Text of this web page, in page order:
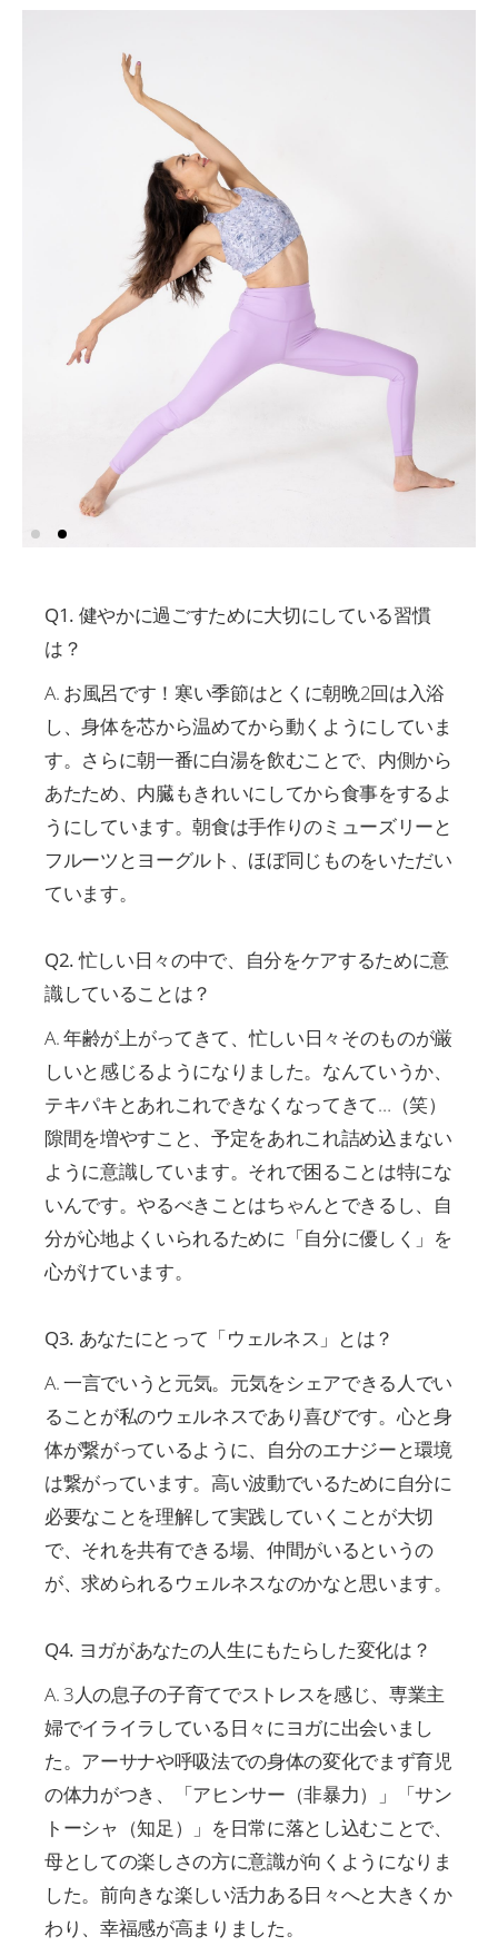
Q1. 健やかに過ごすために大切にしている習慣
は？
A. お風呂です！寒い季節はとくに朝晩2回は入浴
し、身体を芯から温めてから動くようにしていま
す。さらに朝一番に白湯を飲むことで、内側から
あたため、内臓もきれいにしてから食事をするよ
うにしています。朝食は手作りのミューズリーと
フルーツとヨーグルト、ほぼ同じものをいただい
ています。
Q2. 忙しい日々の中で、自分をケアするために意
識していることは？
A. 年齢が上がってきて、忙しい日々そのものが厳
しいと感じるようになりました。なんていうか、
テキパキとあれこれできなくなってきて…（笑）
隙間を増やすこと、予定をあれこれ詰め込まない
ように意識しています。それで困ることは特にな
いんです。やるべきことはちゃんとできるし、自
分が心地よくいられるために「自分に優しく」を
心がけています。
Q3. あなたにとって「ウェルネス」とは？
A. 一言でいうと元気。元気をシェアできる人でい
ることが私のウェルネスであり喜びです。心と身
体が繋がっているように、自分のエナジーと環境
は繋がっています。高い波動でいるために自分に
必要なことを理解して実践していくことが大切
で、それを共有できる場、仲間がいるというの
が、求められるウェルネスなのかなと思います。
Q4. ヨガがあなたの人生にもたらした変化は？
A. 3人の息子の子育てでストレスを感じ、専業主
婦でイライラしている日々にヨガに出会いまし
た。アーサナや呼吸法での身体の変化でまず育児
の体力がつき、「アヒンサー（非暴力）」「サン
トーシャ（知足）」を日常に落とし込むことで、
母としての楽しさの方に意識が向くようになりま
した。前向きな楽しい活力ある日々へと大きくか
わり、幸福感が高まりました。